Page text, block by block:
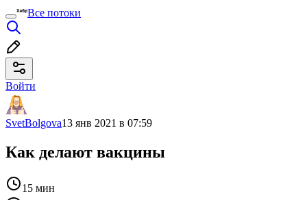
Все потоки
Войти
SvetBolgova13 янв 2021 в 07:59
Как делают вакцины
15 мин